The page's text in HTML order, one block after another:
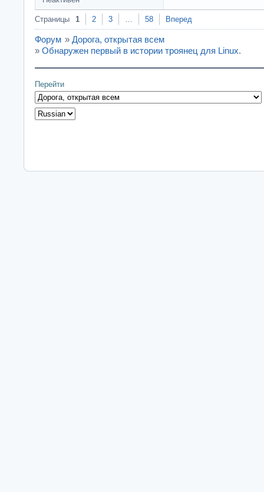
Страницы 1 2 3 … 58 Вперед
Форум » Дорога, открытая всем
» Обнаружен первый в истории троянец для Linux.
Перейти